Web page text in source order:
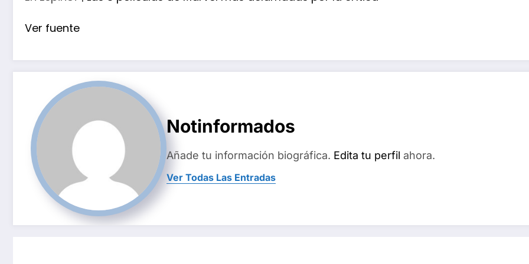
Ver fuente
Notinformados
Añade tu información biográfica. Edita tu perfil ahora.
Ver Todas Las Entradas